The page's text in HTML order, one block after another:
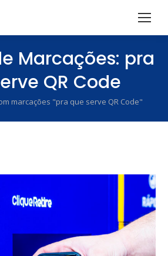
Marcações: pra
QR Code
marcações "pra que serve QR Code"